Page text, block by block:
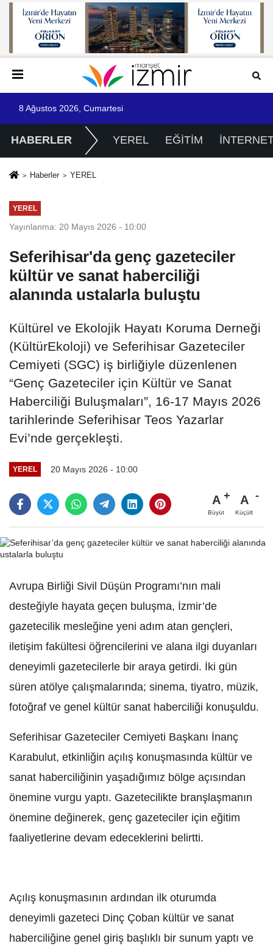
8 Ağustos 2026, Cumartesi
HABERLER YEREL EĞİTİM
Haberler YEREL
YEREL
Yayınlanma: 20 Mayıs 2026 - 10:00
Seferihisar'da genç gazeteciler
kültür ve sanat haberciliği
alanında ustalarla buluştu
Kültürel ve Ekolojik Hayatı Koruma Derneği
(KültürEkoloji) ve Seferihisar Gazeteciler
Cemiyeti (SGC) iş birliğiyle düzenlenen
“Genç Gazeteciler için Kültür ve Sanat
Haberciliği Buluşmaları”, 16-17 Mayıs 2026
tarihlerinde Seferihisar Teos Yazarlar
Evi’nde gerçekleşti.
YEREL 20 Mayıs 2026 - 10:00
A
Büyüt
A
Küçült
Avrupa Birliği Sivil Düşün Programı’nın mali
desteğiyle hayata geçen buluşma, İzmir’de
gazetecilik mesleğine yeni adım atan gençleri,
iletişim fakültesi öğrencilerini ve alana ilgi duyanları
deneyimli gazetecilerle bir araya getirdi. İki gün
süren atölye çalışmalarında; sinema, tiyatro, müzik,
fotoğraf ve genel kültür sanat haberciliği konuşuldu.
Seferihisar Gazeteciler Cemiyeti Başkanı İnanç
Karabulut, etkinliğin açılış konuşmasında kültür ve
sanat haberciliğinin yaşadığımız bölge açısından
önemine vurgu yaptı. Gazetecilikte branşlaşmanın
önemine değinerek, genç gazeteciler için eğitim
faaliyetlerine devam edeceklerini belirtti.
Açılış konuşmasının ardından ilk oturumda
deneyimli gazeteci Dinç Çoban kültür ve sanat
haberciliğine genel giriş başlıklı bir sunum yaptı ve